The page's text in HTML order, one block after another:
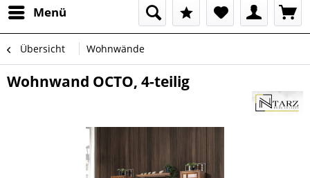
Menü
Übersicht Wohnwände
Wohnwand OCTO, 4-teilig